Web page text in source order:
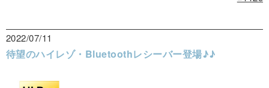
2022/07/11
待望のハイレゾ・Bluetoothレシーバー登場♪♪